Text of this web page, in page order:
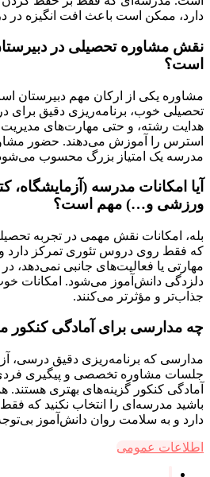
دارد، ممکن است باعث افت انگیزه در
نقش مشاوره تحصیلی در
است؟
مشاوره یکی از ارکان مهم دبیرستان
تحصیلی خوب، برنامه‌ریزی دقیق
هدایت رشته، و حتی مهارت‌های
استرس را آموزش می‌دهند. حضور
مدرسه یک امتیاز بزرگ محسوب
آیا امکانات مدرسه (آزمایشگاه،
ورزشی و…) مهم است؟
بله، امکانات نقش مهمی در تجربه
که فقط روی دروس تئوری تمرکز
مهارتی یا فعالیت‌های جانبی نمی‌دهد،
دلزدگی دانش‌آموز می‌شود. امکانات
جذاب‌تر و مؤثرتر می‌کنند.
چه مدارسی برای آمادگی کنکور
مدارسی که برنامه‌ریزی دقیق درسی،
جلسات مشاوره تخصصی و پیگیری فردی
آمادگی کنکور گزینه‌های بهتری هستند.
باشید مدرسه‌ای را انتخاب نکنید که
دارد و به سلامت روان دانش‌آموز
اطلاعات عمومی